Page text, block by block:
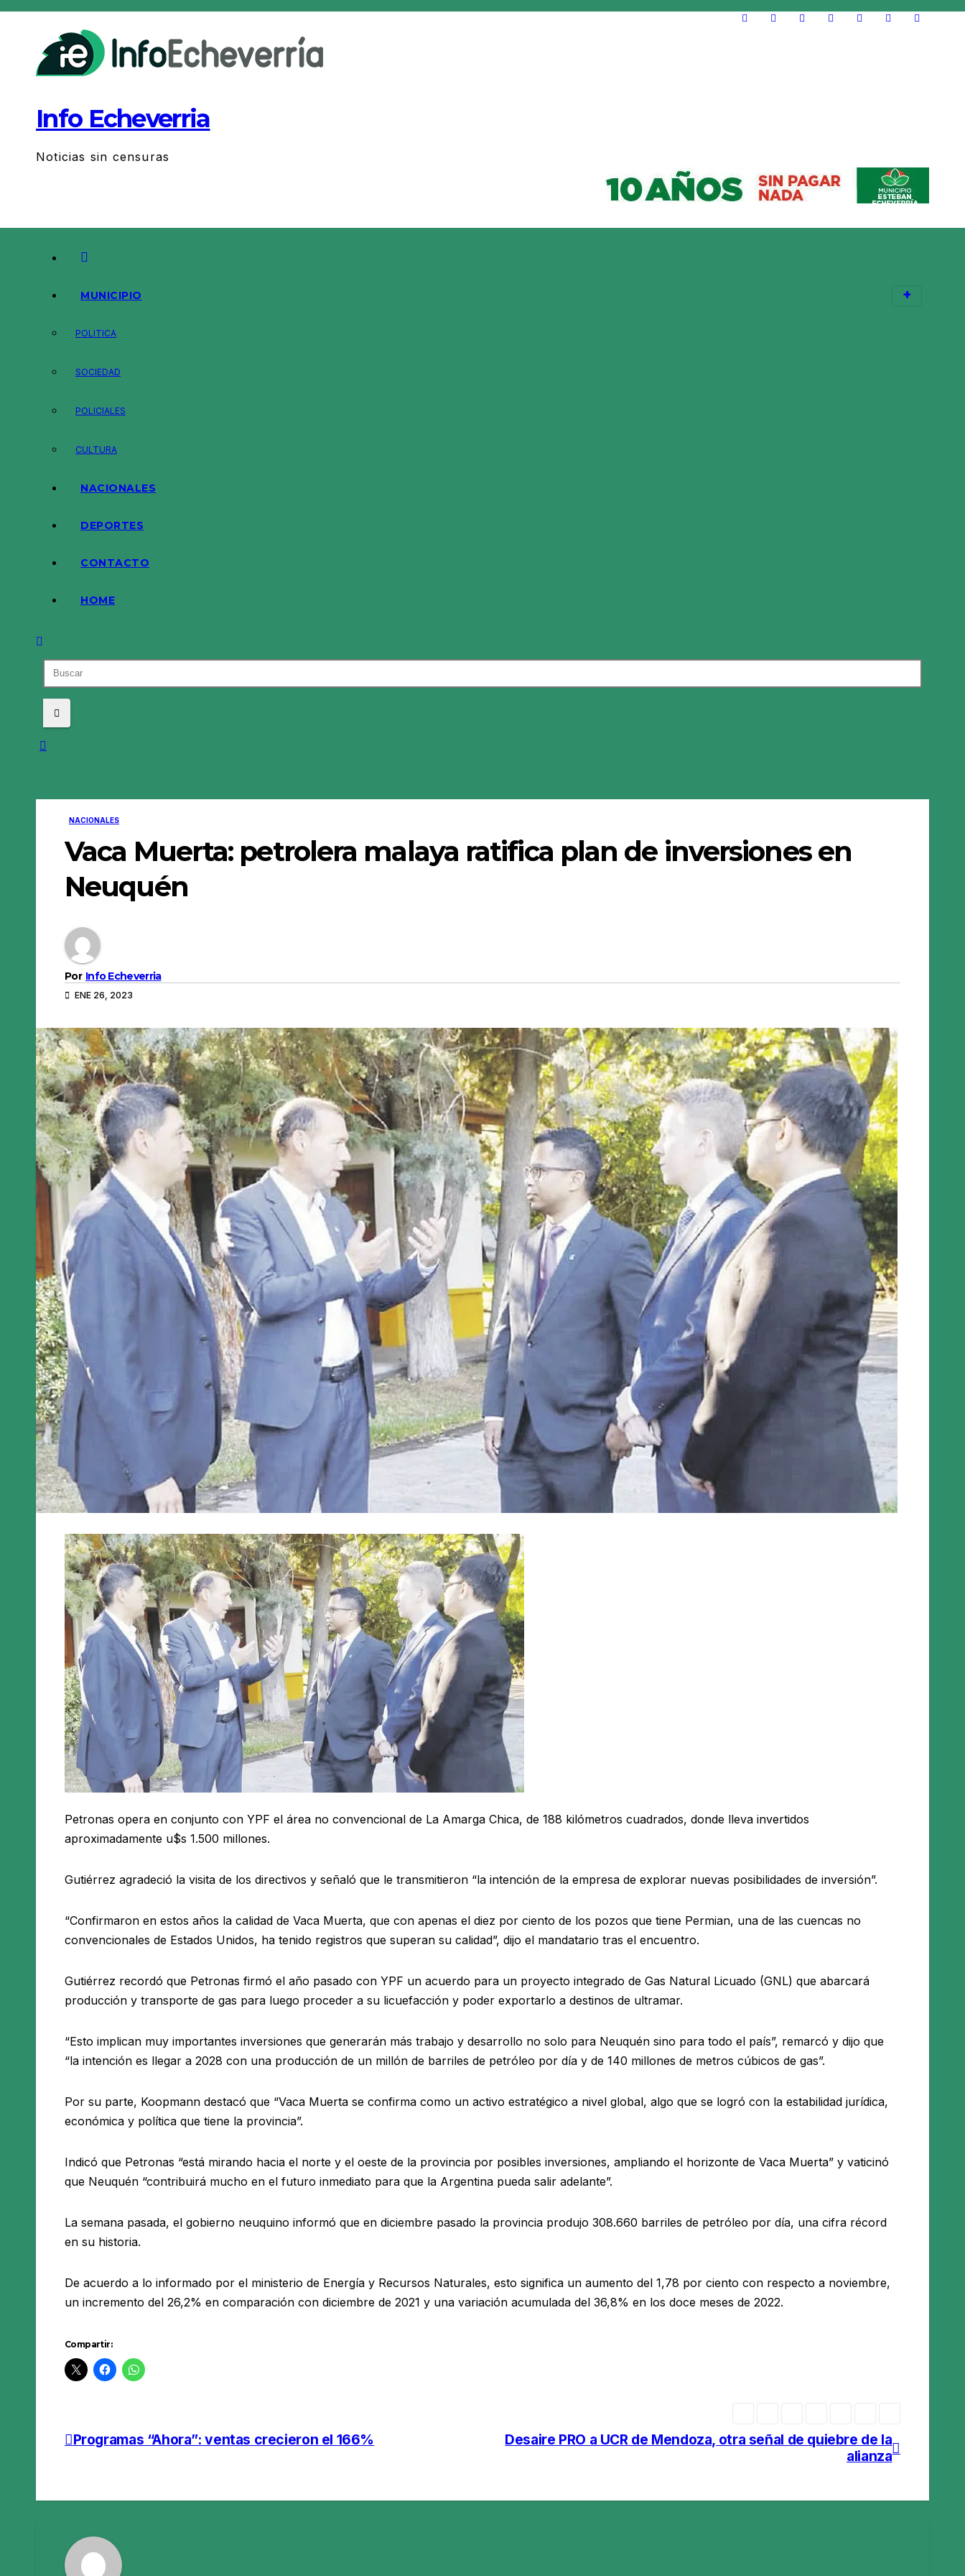
Saltar
contenido
Info Echeverria
Noticias sin censuras
MUNICIPIO
POLITICA
SOCIEDAD
POLICIALES
CULTURA
NACIONALES
DEPORTES
CONTACTO
HOME
NACIONALES
Vaca Muerta: petrolera malaya ratifica plan de inversiones en
Neuquén
Por Info Echeverria
ENE 26, 2023
Petronas opera en conjunto con YPF el área no convencional de La Amarga Chica, de 188 kilómetros cuadrados, donde lleva invertidos
aproximadamente u$s 1.500 millones.
Gutiérrez agradeció la visita de los directivos y señaló que le transmitieron “la intención de la empresa de explorar nuevas posibilidades de inversión”.
“Confirmaron en estos años la calidad de Vaca Muerta, que con apenas el diez por ciento de los pozos que tiene Permian, una de las cuencas no
convencionales de Estados Unidos, ha tenido registros que superan su calidad”, dijo el mandatario tras el encuentro.
Gutiérrez recordó que Petronas firmó el año pasado con YPF un acuerdo para un proyecto integrado de Gas Natural Licuado (GNL) que abarcará
producción y transporte de gas para luego proceder a su licuefacción y poder exportarlo a destinos de ultramar.
“Esto implican muy importantes inversiones que generarán más trabajo y desarrollo no solo para Neuquén sino para todo el país”, remarcó y dijo que
“la intención es llegar a 2028 con una producción de un millón de barriles de petróleo por día y de 140 millones de metros cúbicos de gas”.
Por su parte, Koopmann destacó que “Vaca Muerta se confirma como un activo estratégico a nivel global, algo que se logró con la estabilidad jurídica,
económica y política que tiene la provincia”.
Indicó que Petronas “está mirando hacia el norte y el oeste de la provincia por posibles inversiones, ampliando el horizonte de Vaca Muerta” y vaticinó
que Neuquén “contribuirá mucho en el futuro inmediato para que la Argentina pueda salir adelante”.
La semana pasada, el gobierno neuquino informó que en diciembre pasado la provincia produjo 308.660 barriles de petróleo por día, una cifra récord
en su historia.
De acuerdo a lo informado por el ministerio de Energía y Recursos Naturales, esto significa un aumento del 1,78 por ciento con respecto a noviembre,
un incremento del 26,2% en comparación con diciembre de 2021 y una variación acumulada del 36,8% en los doce meses de 2022.
Compartir:
Navegación
entradas
Desaire PRO a UCR de Mendoza, otra señal de quiebre de la
alianza
Programas “Ahora”: ventas crecieron el 166%